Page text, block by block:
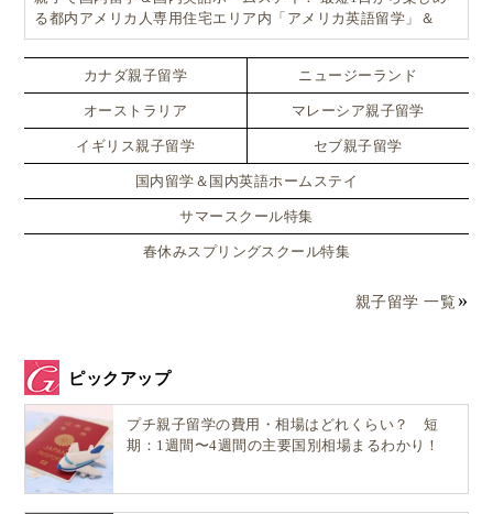
る都内アメリカ人専用住宅エリア内「アメリカ英語留学」＆
「ホームステイ体験」プログラム！
カナダ親子留学 ニュージーランド
オーストラリア マレーシア親子留学
イギリス親子留学 セブ親子留学
国内留学＆国内英語ホームステイ
サマースクール特集
春休みスプリングスクール特集
親子留学 一覧
ピックアップ
プチ親子留学の費用・相場はどれくらい？ 短
期：1週間〜4週間の主要国別相場まるわかり！